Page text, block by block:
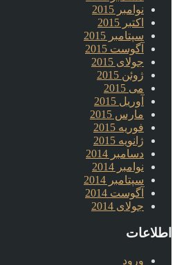
نوامبر 2015
اکتبر 2015
سپتامبر 2015
آگوست 2015
جولای 2015
ژوئن 2015
می 2015
آوریل 2015
مارس 2015
فوریه 2015
ژانویه 2015
دسامبر 2014
نوامبر 2014
سپتامبر 2014
آگوست 2014
جولای 2014
اطلاعات
ورود